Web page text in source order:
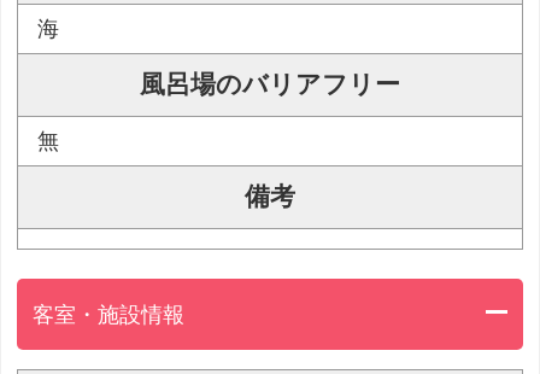
海
風呂場のバリアフリー
無
備考
客室・施設情報